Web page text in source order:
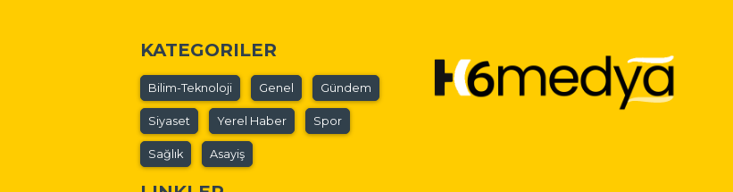
KATEGORILER
Bilim-Teknoloji Genel Gündem
Siyaset Yerel Haber Spor
Sağlık Asayiş